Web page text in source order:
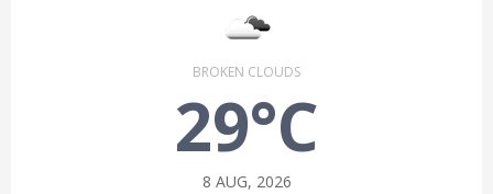
BROKEN CLOUDS
29°C
8 AUG, 2026